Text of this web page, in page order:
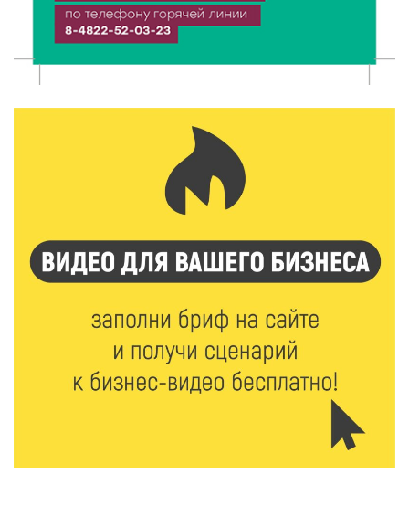
спорта»
6 Авг 2026 15:48 297
сентября
170
От Твери до Москвы: выставка художника
Владимира Васильева о героях СВО проходит в РГБ
6 Авг 2026 14:55 143
В Твери создали соединения для кормовых
добавок, повышающие продуктивность
сельхозживотных
6 Авг 2026 14:01 191